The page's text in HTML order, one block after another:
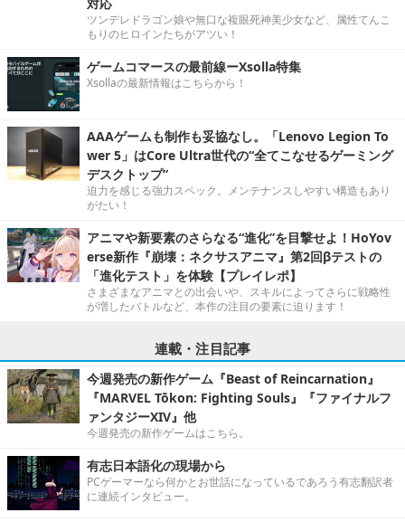
ツンデレドラゴン娘や無口な複眼死神美少女など、属性てんこ
もりのヒロインたちがアツい！
ゲームコマースの最前線ーXsolla特集
Xsollaの最新情報はこちらから！
AAAゲームも制作も妥協なし。「Lenovo Legion To
wer 5」はCore Ultra世代の“全てこなせるゲーミング
デスクトップ”
迫力を感じる強力スペック。メンテナンスしやすい構造もあり
がたい！
アニマや新要素のさらなる“進化”を目撃せよ！HoYov
erse新作『崩壊：ネクサスアニマ』第2回βテストの
「進化テスト」を体験【プレイレポ】
さまざまなアニマとの出会いや、スキルによってさらに戦略性
が増したバトルなど、本作の注目の要素に迫ります！
連載・注目記事
今週発売の新作ゲーム『Beast of Reincarnation』
『MARVEL Tōkon: Fighting Souls』『ファイナルフ
ァンタジーXIV』他
今週発売の新作ゲームはこちら。
有志日本語化の現場から
PCゲーマーなら何かとお世話になっているであろう有志翻訳者
に連続インタビュー。